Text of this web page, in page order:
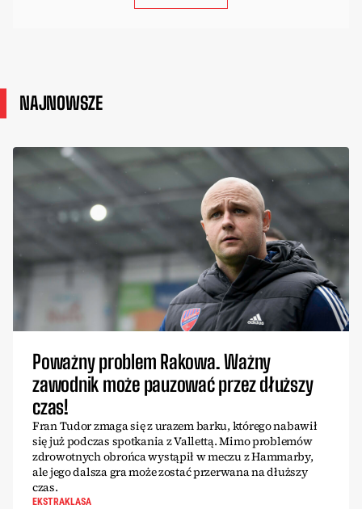
NAJNOWSZE
Poważny problem Rakowa. Ważny
zawodnik może pauzować przez dłuższy
czas!
Fran Tudor zmaga się z urazem barku, którego nabawił
się już podczas spotkania z Vallettą. Mimo problemów
zdrowotnych obrońca wystąpił w meczu z Hammarby,
ale jego dalsza gra może zostać przerwana na dłuższy
czas.
EKSTRAKLASA